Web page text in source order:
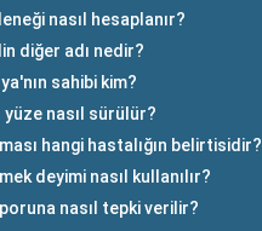
nasıl hesaplanır?
diğer adı nedir?
sahibi kim?
nasıl sürülür?
hangi hastalığın belirtisidir?
deyimi nasıl kullanılır?
nasıl tepki verilir?